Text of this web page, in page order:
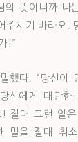
의 뜻이니까 나
주시기 바라오.
!”
했다. “당신이
신에게 대단한
! 절대 그런 일
을 절대 취소